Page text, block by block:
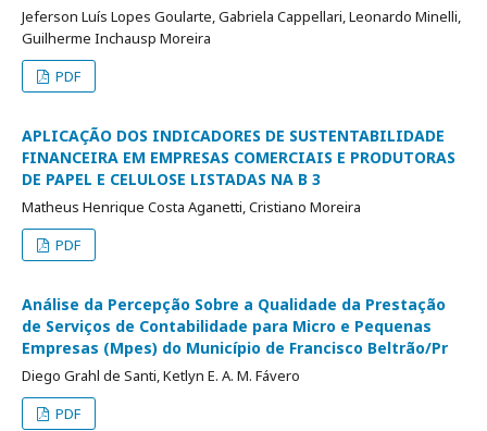
Jeferson Luís Lopes Goularte, Gabriela Cappellari, Leonardo Minelli,
Guilherme Inchausp Moreira
PDF
APLICAÇÃO DOS INDICADORES DE SUSTENTABILIDADE
FINANCEIRA EM EMPRESAS COMERCIAIS E PRODUTORAS
DE PAPEL E CELULOSE LISTADAS NA B 3
Matheus Henrique Costa Aganetti, Cristiano Moreira
PDF
Análise da Percepção Sobre a Qualidade da Prestação
de Serviços de Contabilidade para Micro e Pequenas
Empresas (Mpes) do Município de Francisco Beltrão/Pr
Diego Grahl de Santi, Ketlyn E. A. M. Fávero
PDF